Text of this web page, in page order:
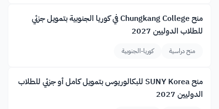
منح Chungkang College في كوريا الجنوبية بتمويل جزئي
للطلاب الدوليين 2027
منح دراسية كوريا-الجنوبية
منح SUNY Korea للبكالوريوس بتمويل كامل أو جزئي للطلاب
الدوليين 2027